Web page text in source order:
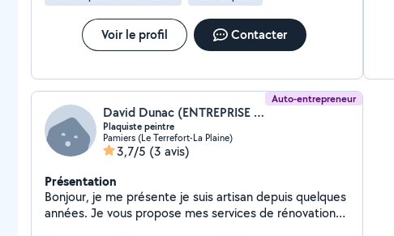
Voir le profil Contacter
Auto-entrepreneur
David Dunac (ENTREPRISE DPJ PLAQUISTE/JOINTEUR)
Plaquiste peintre
Pamiers (Le Terrefort-La Plaine)
3,7/5 (3 avis)
Présentation
Bonjour, je me présente je suis artisan depuis quelques
années. Je vous propose mes services de rénovation